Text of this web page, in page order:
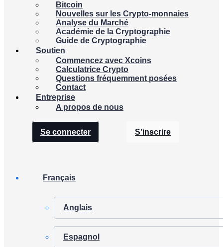
Bitcoin
Nouvelles sur les Crypto-monnaies
Analyse du Marché
Académie de la Cryptographie
Guide de Cryptographie
Soutien
Commencez avec Xcoins
Calculatrice Crypto
Questions fréquemment posées
Contact
Entreprise
A propos de nous
Se connecter S’inscrire
Français
Anglais
Espagnol